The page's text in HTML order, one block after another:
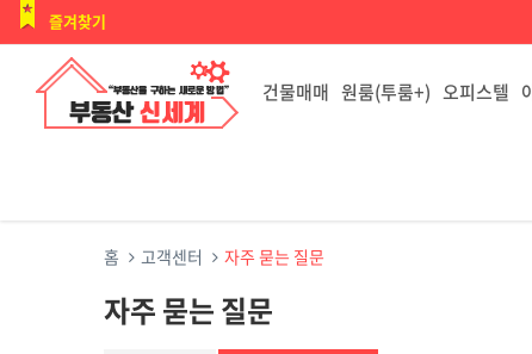
즐겨찾기
건물매매 원룸(투룸+) 오피스텔
홈 고객센터 자주 묻는 질문
자주 묻는 질문